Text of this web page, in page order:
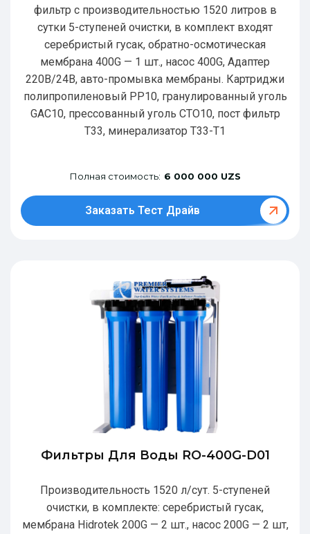
фильтр с производительностью 1520 литров в
сутки 5-ступеней очистки, в комплект входят
серебристый гусак, обратно-осмотическая
мембрана 400G — 1 шт., насос 400G, Адаптер
220В/24В, авто-промывка мембраны. Картриджи
полипропиленовый РР10, гранулированный уголь
GAC10, прессованный уголь CTO10, пост фильтр
T33, минерализатор Т33-Т1
Полная стоимость: 6 000 000 UZS
Заказать Тест Драйв
Фильтры Для Воды RO-400G-D01
Производительность 1520 л/сут. 5-ступеней
очистки, в комплекте: серебристый гусак,
мембрана Hidrotek 200G — 2 шт., насос 200G — 2 шт,